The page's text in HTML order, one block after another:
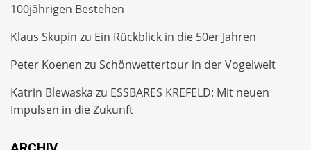
100jährigen Bestehen
Klaus Skupin zu Ein Rückblick in die 50er Jahren
Peter Koenen zu Schönwettertour in der Vogelwelt
Katrin Blewaska zu ESSBARES KREFELD: Mit neuen
Impulsen in die Zukunft